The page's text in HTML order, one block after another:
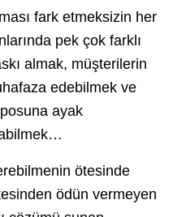
fark etmeksizin her
pek çok farklı
almak, müşterilerin
edebilmek ve
ayak
ötesinde
ödün vermeyen